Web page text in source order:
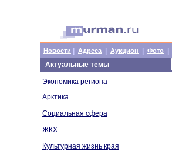
Новости Адреса Аукцион Фото
Актуальные темы
Экономика региона
Арктика
Социальная сфера
ЖКХ
Культурная жизнь края